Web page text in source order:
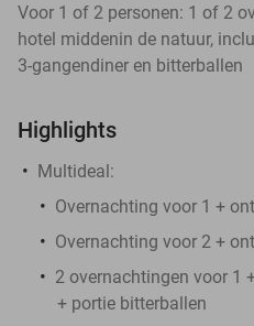
Voor 1 of 2 personen: 1 of 2
hotel middenin de natuur,
3-gangendiner en bitterballen
Highlights
Multideal:
Overnachting voor 1 +
Overnachting voor 2 +
2 overnachtingen voor 1
+ portie bitterballen